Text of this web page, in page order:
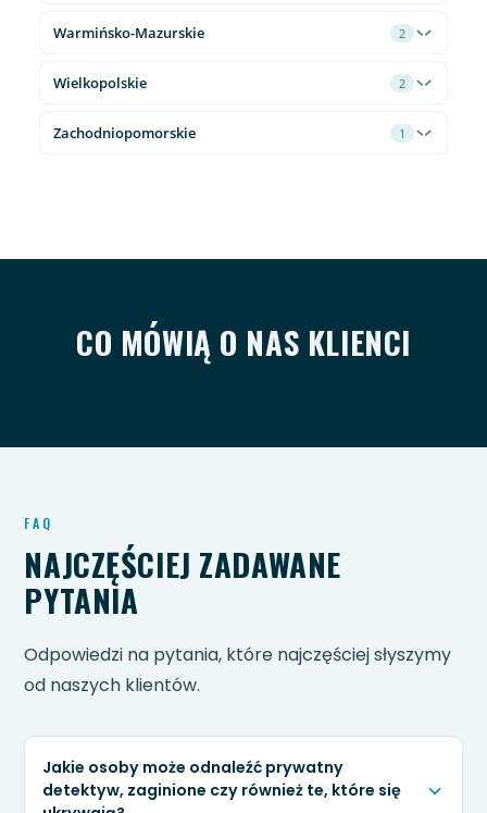
Warmińsko-Mazurskie 2
Wielkopolskie 2
Zachodniopomorskie 1
CO MÓWIĄ O NAS KLIENCI
FAQ
NAJCZĘŚCIEJ ZADAWANE
PYTANIA
Odpowiedzi na pytania, które najczęściej słyszymy
od naszych klientów.
Jakie osoby może odnaleźć prywatny
detektyw, zaginione czy również te, które się